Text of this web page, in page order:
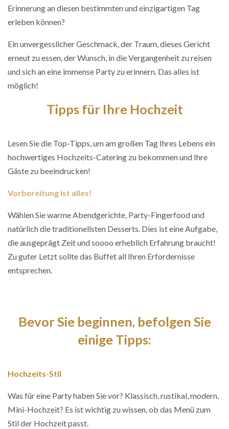
Erinnerung an diesen bestimmten und einzigartigen Tag
erleben können?
Ein unvergesslicher Geschmack, der Traum, dieses Gericht
erneut zu essen, der Wunsch, in die Vergangenheit zu reisen
und sich an eine immense Party zu erinnern. Das alles ist
möglich!
Tipps für Ihre Hochzeit
Lesen Sie die Top-Tipps, um am großen Tag Ihres Lebens ein
hochwertiges Hochzeits-Catering zu bekommen und Ihre
Gäste zu beeindrucken!
Vorbereitung ist alles!
Wählen Sie warme Abendgerichte, Party-Fingerfood und
natürlich die traditionellsten Desserts. Dies ist eine Aufgabe,
die ausgeprägt Zeit und soooo erheblich Erfahrung braucht!
Zu guter Letzt sollte das Buffet all Ihren Erfordernisse
entsprechen.
Bevor Sie beginnen, befolgen Sie
einige Tipps:
Hochzeits-Stil
Was für eine Party haben Sie vor? Klassisch, rustikal, modern,
Mini-Hochzeit? Es ist wichtig zu wissen, ob das Menü zum
Stil der Hochzeit passt.